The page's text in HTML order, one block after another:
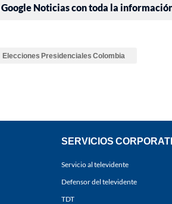
Noticias con toda la
Elecciones Presidenciales Colombia
SERVICIOS
Servicio al televidente
Defensor del televidente
TDT